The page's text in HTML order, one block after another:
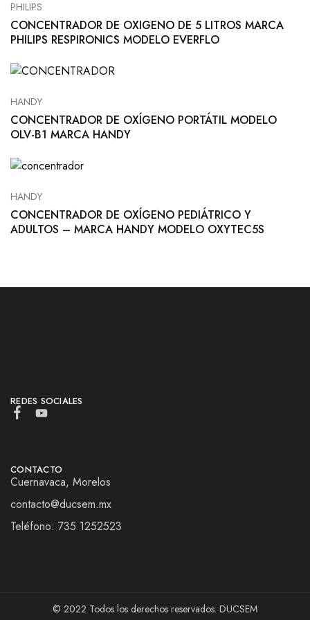
PHILIPS
CONCENTRADOR DE OXIGENO DE 5 LITROS MARCA
PHILIPS RESPIRONICS MODELO EVERFLO
HANDY
CONCENTRADOR DE OXÍGENO PORTÁTIL MODELO
OLV-B1 MARCA HANDY
HANDY
CONCENTRADOR DE OXÍGENO PEDIÁTRICO Y
ADULTOS – MARCA HANDY MODELO OXYTEC5S
REDES SOCIALES
CONTACTO
Cuernavaca, Morelos
contacto@ducsem.mx
Teléfono: 735 1252523
© 2022 Todos los derechos reservados. DUCSEM